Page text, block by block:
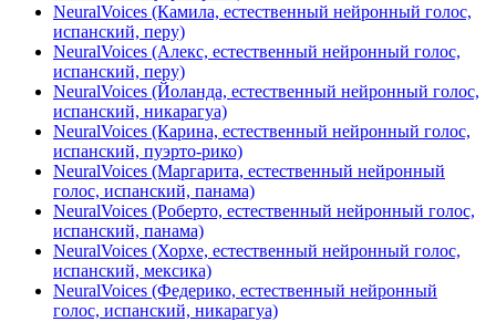
NeuralVoices (Камила, естественный нейронный голос,
испанский, перу)
NeuralVoices (Алекс, естественный нейронный голос,
испанский, перу)
NeuralVoices (Йоланда, естественный нейронный голос,
испанский, никарагуа)
NeuralVoices (Карина, естественный нейронный голос,
испанский, пуэрто-рико)
NeuralVoices (Маргарита, естественный нейронный
голос, испанский, панама)
NeuralVoices (Роберто, естественный нейронный голос,
испанский, панама)
NeuralVoices (Хорхе, естественный нейронный голос,
испанский, мексика)
NeuralVoices (Федерико, естественный нейронный
голос, испанский, никарагуа)